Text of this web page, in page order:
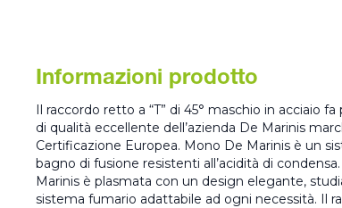
Informazioni prodotto
Il raccordo retto a “T” di 45° maschio in acciaio
di qualità eccellente dell’azienda De Marinis
Certificazione Europea. Mono De Marinis è un
bagno di fusione resistenti all’acidità di
Marinis è plasmata con un design elegante,
sistema fumario adattabile ad ogni necessità. Il